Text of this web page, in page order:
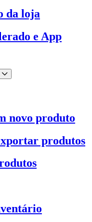
da loja
e App
novo produto
produtos